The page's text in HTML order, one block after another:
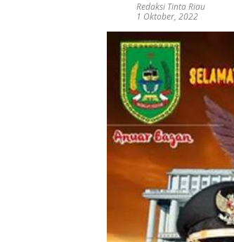
Redaksi Tinta Riau
1 Oktober, 2022